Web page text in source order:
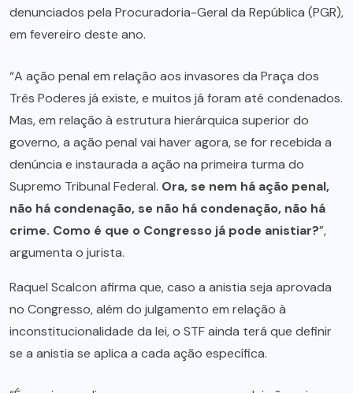
denunciados pela Procuradoria-Geral da República (PGR),
em fevereiro deste ano.
“A ação penal em relação aos invasores da Praça dos
Três Poderes já existe, e muitos já foram até condenados.
Mas, em relação à estrutura hierárquica superior do
governo, a ação penal vai haver agora, se for recebida a
denúncia e instaurada a ação na primeira turma do
Supremo Tribunal Federal. Ora, se nem há ação penal,
não há condenação, se não há condenação, não há
crime. Como é que o Congresso já pode anistiar?”,
argumenta o jurista.
Raquel Scalcon afirma que, caso a anistia seja aprovada
no Congresso, além do julgamento em relação à
inconstitucionalidade da lei, o STF ainda terá que definir
se a anistia se aplica a cada ação específica.